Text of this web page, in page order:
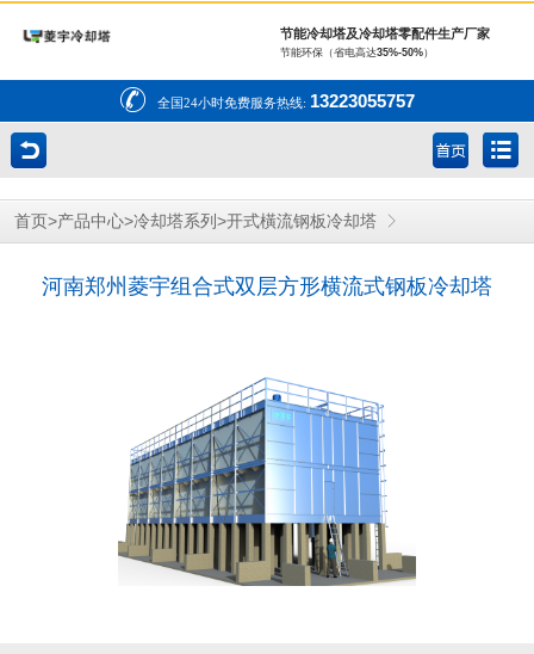
节能冷却塔及冷却塔零配件生产厂家
节能环保（省电高达35%-50%）
全国24小时免费服务热线: 13223055757
首页 >产品中心>冷却塔系列 >开式橫流钢板冷却塔
河南郑州菱宇组合式双层方形横流式钢板冷却塔